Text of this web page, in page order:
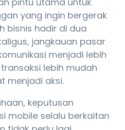
yang ingin bergerak
bisnis hadir di dua
jangkauan pasar
menjadi lebih
lebih mudah
menjadi aksi.
keputusan
mobile selalu berkaitan